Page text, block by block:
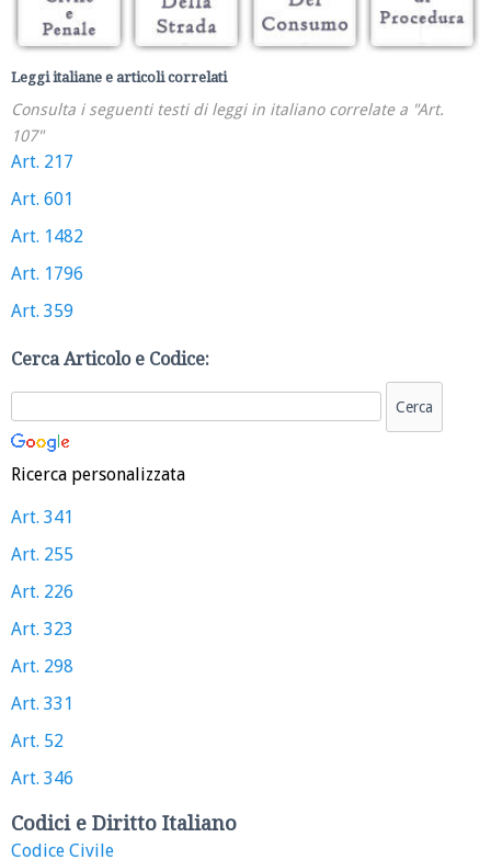
Leggi italiane e articoli correlati
Consulta i seguenti testi di leggi in italiano correlate a "Art.
107"
Art. 217
Art. 601
Art. 1482
Art. 1796
Art. 359
Cerca Articolo e Codice:
Ricerca personalizzata
Art. 341
Art. 255
Art. 226
Art. 323
Art. 298
Art. 331
Art. 52
Art. 346
Codici e Diritto Italiano
Codice Civile